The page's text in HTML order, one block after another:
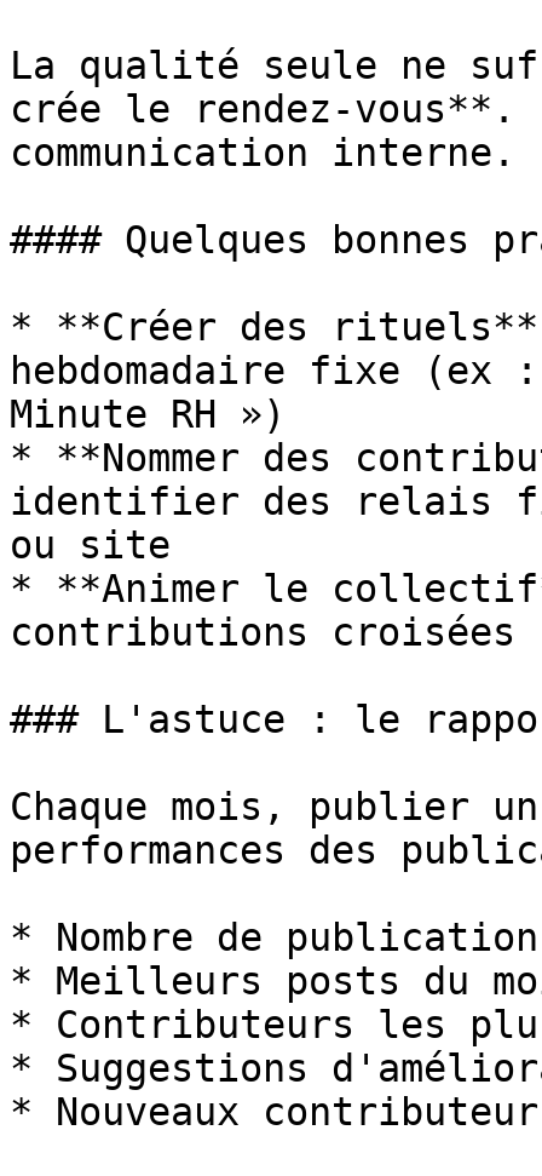
La qualité seule ne
crée le rendez-vous**.
communication interne.
#### Quelques bonnes
* **Créer des
hebdomadaire fixe
Minute RH »)
* **Nommer des
identifier des relais
ou site
* **Animer le
contributions croisées
### L'astuce : le
Chaque mois, publier
performances des
* Nombre de
* Meilleurs posts du
* Contributeurs les
* Suggestions
* Nouveaux